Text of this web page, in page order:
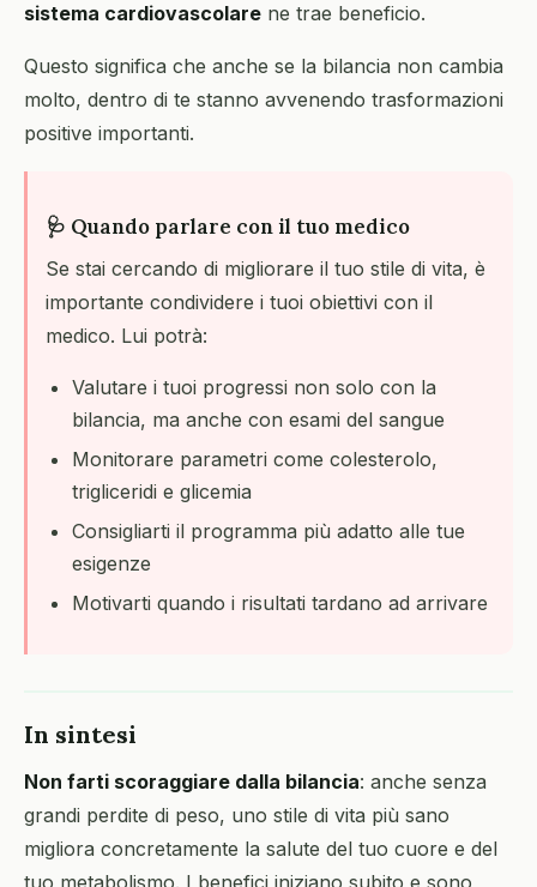
sistema cardiovascolare ne trae beneficio.
Questo significa che anche se la bilancia non cambia
molto, dentro di te stanno avvenendo trasformazioni
positive importanti.
🩺 Quando parlare con il tuo medico
Se stai cercando di migliorare il tuo stile di vita, è
importante condividere i tuoi obiettivi con il
medico. Lui potrà:
Valutare i tuoi progressi non solo con la
bilancia, ma anche con esami del sangue
Monitorare parametri come colesterolo,
trigliceridi e glicemia
Consigliarti il programma più adatto alle tue
esigenze
Motivarti quando i risultati tardano ad arrivare
In sintesi
Non farti scoraggiare dalla bilancia: anche senza
grandi perdite di peso, uno stile di vita più sano
migliora concretamente la salute del tuo cuore e del
tuo metabolismo. I benefici iniziano subito e sono